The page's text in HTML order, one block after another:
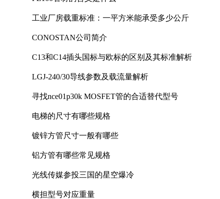
工业厂房载重标准：一平方米能承受多少公斤
CONOSTAN公司简介
C13和C14插头国标与欧标的区别及其标准解析
LGJ-240/30导线参数及载流量解析
寻找nce01p30k MOSFET管的合适替代型号
电梯的尺寸有哪些规格
镀锌方管尺寸一般有哪些
铝方管有哪些常见规格
光线传媒参投三国的星空爆冷
横担型号对应重量